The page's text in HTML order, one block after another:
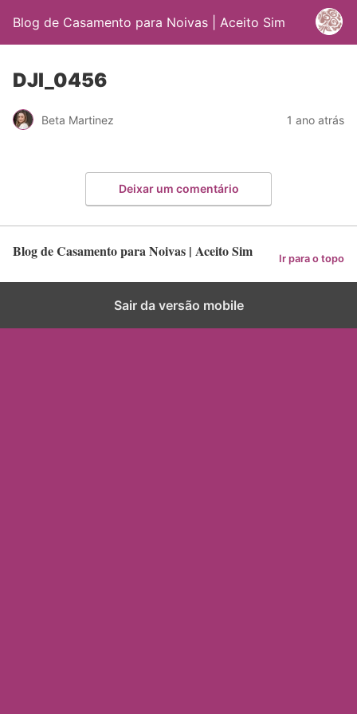
Blog de Casamento para Noivas | Aceito Sim
DJI_0456
Beta Martinez 1 ano atrás
Deixar um comentário
Blog de Casamento para Noivas | Aceito Sim Ir para o topo
Sair da versão mobile